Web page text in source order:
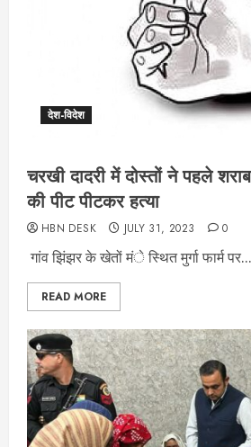
देश-विदेश
चरखी दादरी में दोस्तों ने पहले
की पीट पीटकर हत्या
HBN DESK JULY 31, 2023 0
गांव झिंझर के खेतों मंे स्थित मुर्गा फार्म पर...
READ MORE